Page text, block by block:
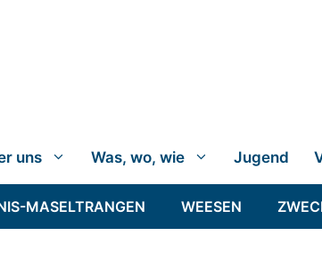
uns Was, wo, wie Jugend
MASELTRANGEN WEESEN